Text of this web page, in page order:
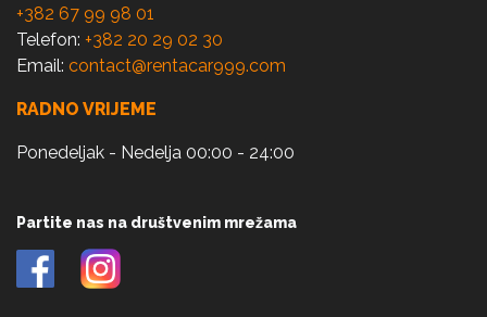
+382 67 99 98 01
Telefon: +382 20 29 02 30
Email: contact@rentacar999.com
RADNO VRIJEME
Ponedeljak - Nedelja 00:00 - 24:00
Partite nas na društvenim mrežama